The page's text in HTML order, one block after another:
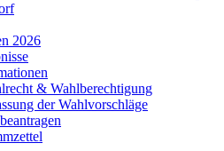
2026
& Wahlberechtigung
der Wahlvorschläge